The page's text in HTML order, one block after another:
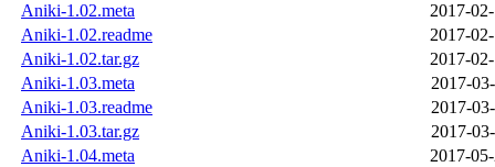
Aniki-1.02.meta
2017-
Aniki-1.02.readme
2017-
Aniki-1.02.tar.gz
2017-
Aniki-1.03.meta
2017-
Aniki-1.03.readme
2017-
Aniki-1.03.tar.gz
2017-
Aniki-1.04.meta
2017-